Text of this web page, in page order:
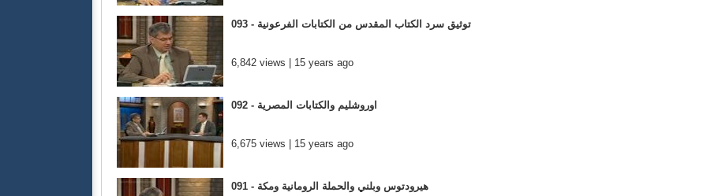
093 - توثيق سرد الكتاب المقدس من الكتابات الفرعونية
6,842 views | 15 years ago
092 - اوروشليم والكتابات المصرية
6,675 views | 15 years ago
091 - هيرودتوس وبلني والحملة الرومانية ومكة